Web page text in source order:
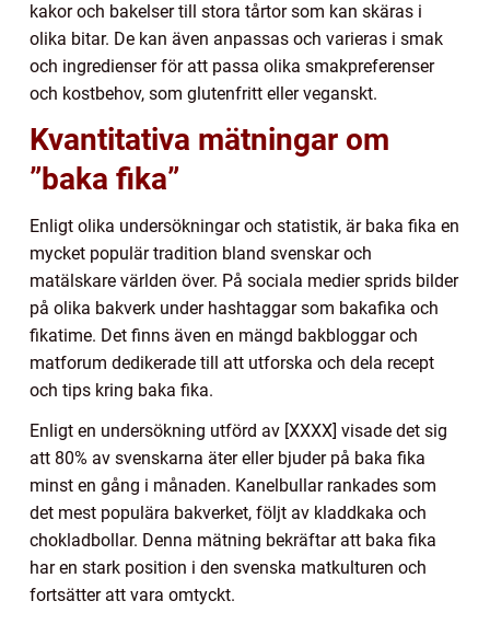
kakor och bakelser till stora tårtor som kan skäras i
olika bitar. De kan även anpassas och varieras i smak
och ingredienser för att passa olika smakpreferenser
och kostbehov, som glutenfritt eller veganskt.
Kvantitativa mätningar om
”baka fika”
Enligt olika undersökningar och statistik, är baka fika en
mycket populär tradition bland svenskar och
matälskare världen över. På sociala medier sprids bilder
på olika bakverk under hashtaggar som bakafika och
fikatime. Det finns även en mängd bakbloggar och
matforum dedikerade till att utforska och dela recept
och tips kring baka fika.
Enligt en undersökning utförd av [XXXX] visade det sig
att 80% av svenskarna äter eller bjuder på baka fika
minst en gång i månaden. Kanelbullar rankades som
det mest populära bakverket, följt av kladdkaka och
chokladbollar. Denna mätning bekräftar att baka fika
har en stark position i den svenska matkulturen och
fortsätter att vara omtyckt.